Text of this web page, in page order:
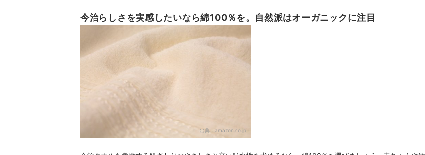
今治らしさを実感したいなら綿100％を。自然派はオーガニックに注目
出典： amazon.co.jp